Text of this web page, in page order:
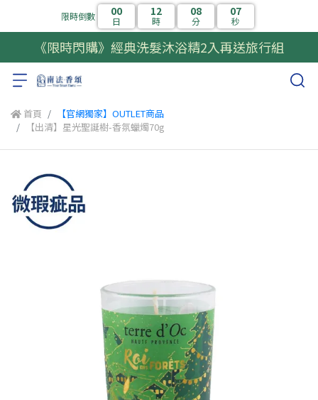
限時倒數 00
日
12
時
08
分
07
秒
《限時閃購》經典洗髮沐浴精2入再送旅行組
首頁
【官網獨家】OUTLET商品
【出清】星光聖誕樹-香氛蠟燭70g